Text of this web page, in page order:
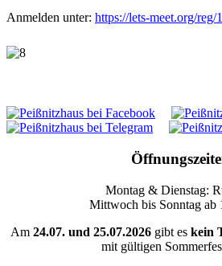
Anmelden unter: https://lets-meet.org/reg/
Montag & Dienstag:
Mittwoch bis Sonntag ab
Am 24.07. und 25.07.2026gibt eskein
mit gültigen